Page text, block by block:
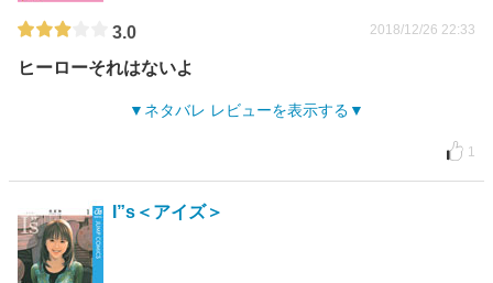
3.0 2018/12/26 22:33
ヒーローそれはないよ
ネタバレ レビューを表示する
1
I”s＜アイズ＞